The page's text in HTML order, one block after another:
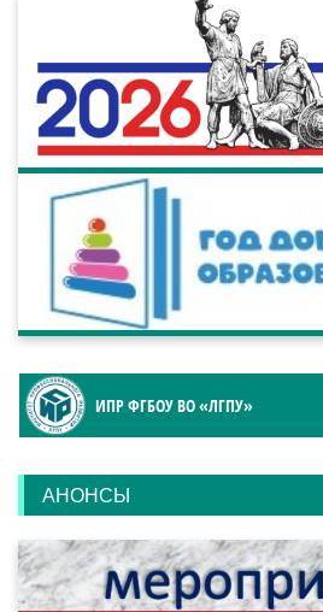
ИПР ФГБОУ ВО «ЛГПУ»
АНОНСЫ